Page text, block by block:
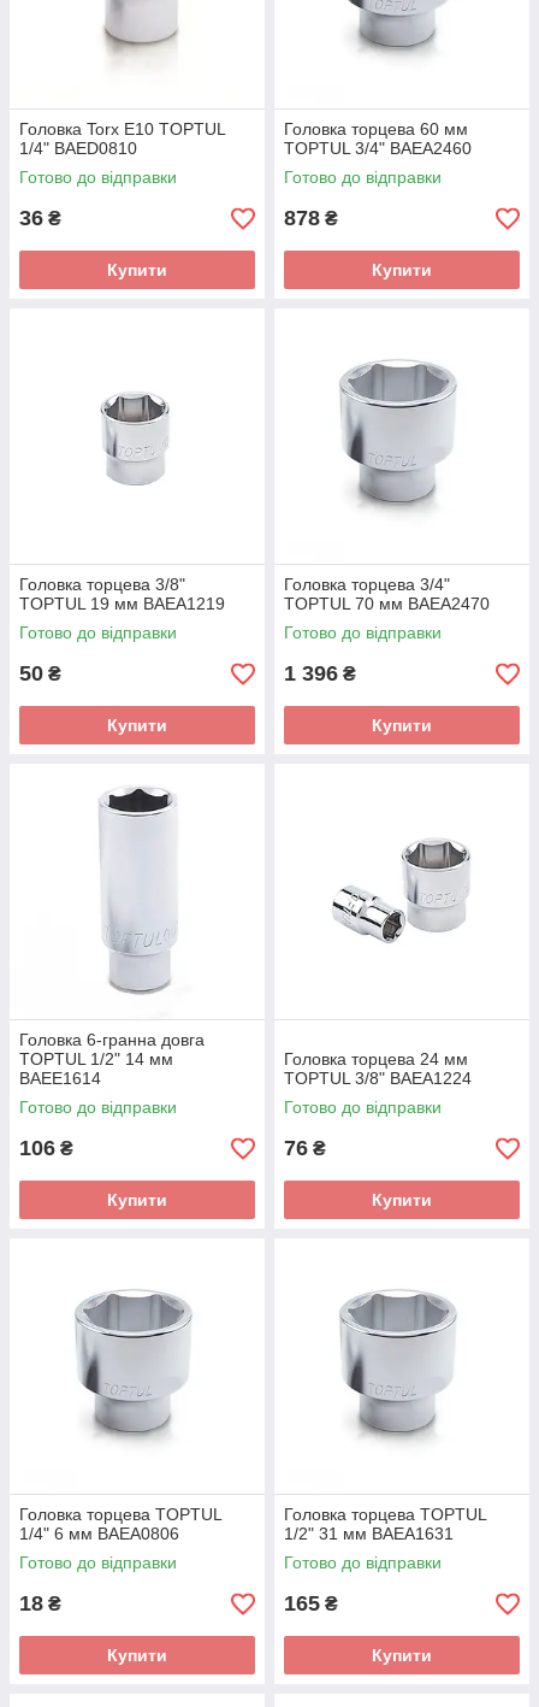
Головка Torx E10 TOPTUL
1/4" BAED0810
Готово до відправки
36 ₴
Купити
Головка торцева 60 мм
TOPTUL 3/4" BAEA2460
Готово до відправки
878 ₴
Купити
Головка торцева 3/8"
TOPTUL 19 мм BAEA1219
Готово до відправки
50 ₴
Купити
Головка торцева 3/4"
TOPTUL 70 мм BAEA2470
Готово до відправки
1 396 ₴
Купити
Головка 6-гранна довга
TOPTUL 1/2" 14 мм
BAEE1614
Готово до відправки
106 ₴
Купити
Головка торцева 24 мм
TOPTUL 3/8" BAEA1224
Готово до відправки
76 ₴
Купити
Головка торцева TOPTUL
1/4" 6 мм BAEA0806
Готово до відправки
18 ₴
Купити
Головка торцева TOPTUL
1/2" 31 мм BAEA1631
Готово до відправки
165 ₴
Купити